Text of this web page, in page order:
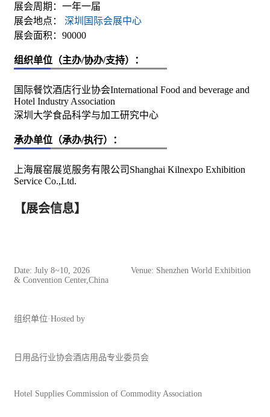
展会周期：一年一届
展会地点：
深圳国际会展中心
展会面积：90000
组织单位（主办/协办/支持）：
国际餐饮酒店行业协会International Food and beverage and
Hotel Industry Association
深圳大学食品科学与加工研究中心
承办单位（承办/执行）：
上海展窑展览服务有限公司Shanghai Kilnexpo Exhibition
Service Co.,Ltd.
【展会信息】
Date: July 8~10, 2026 Venue: Shenzhen World Exhibition
& Convention Center,China
组织单位·Hosted by
日用品行业协会酒店用品专业委员会
Hotel Supplies Commission of Commodity Association